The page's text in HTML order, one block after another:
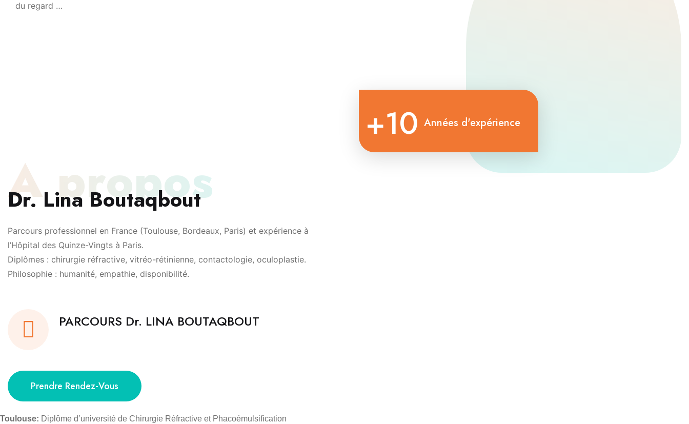
du regard …
À propos
Dr. Lina Boutaqbout
Parcours professionnel en France (Toulouse, Bordeaux, Paris) et expérience à
l’Hôpital des Quinze-Vingts à Paris.
Diplômes : chirurgie réfractive, vitréo-rétinienne, contactologie, oculoplastie.
Philosophie : humanité, empathie, disponibilité.
PARCOURS Dr. LINA BOUTAQBOUT
Prendre Rendez-Vous
Toulouse: Diplôme d’université de Chirurgie Réfractive et Phacoémulsification
+10 Années d'expérience